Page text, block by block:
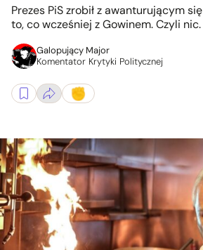
Prezes PiS zrobił z awanturującym
to, co wcześniej z Gowinem. Czyli nic.
Galopujący Major
Komentator Krytyki Politycznej